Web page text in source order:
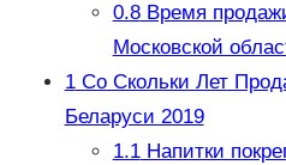
0.8Время
Московской
1Со Скольки Лет
Беларуси 2019
1.1Напитки